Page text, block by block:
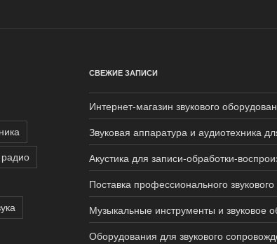
СВЕЖИЕ ЗАПИСИ
Интернет-магазин звукового
Звуковая аппаратура и аудиотехника
Акустика для записи-обработки-
Поставка профессионального
Музыкальные инструменты и звуковое
Оборудования для звукового